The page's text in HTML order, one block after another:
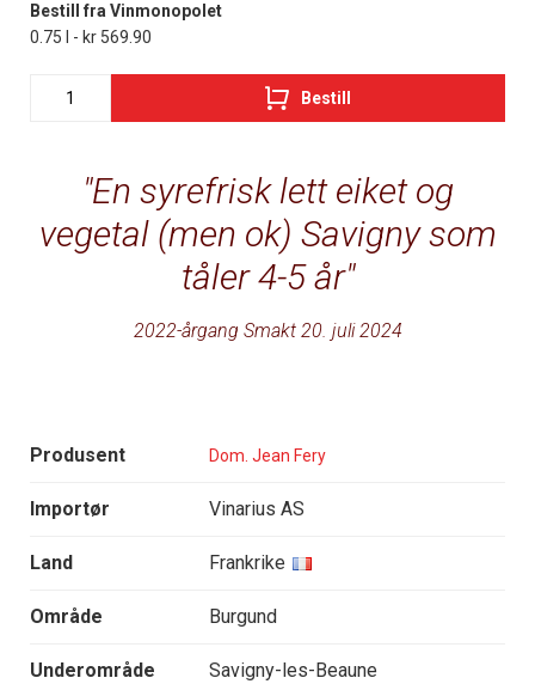
En syrefrisk lett eiket og
vegetal (men ok) Savigny som
tåler 4-5 år
2022-årgang Smakt 20. juli 2024
Produsent Dom. Jean Fery
Importør Vinarius AS
Land Frankrike
Område Burgund
Underområde Savigny-les-Beaune
Bestill fra Vinmonopolet
0.75 l - kr 569.90
Bestill